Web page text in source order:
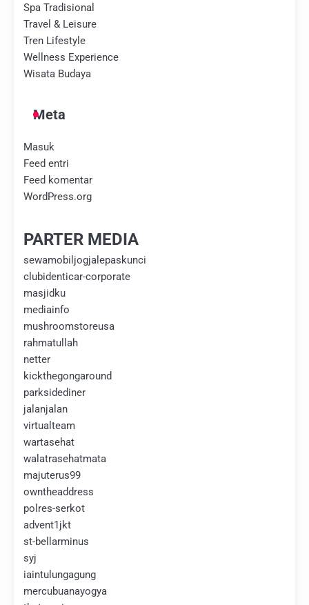
Spa Tradisional
Travel & Leisure
Tren Lifestyle
Wellness Experience
Wisata Budaya
Meta
Masuk
Feed entri
Feed komentar
WordPress.org
PARTER MEDIA
sewamobiljogjalepaskunci
clubidenticar-corporate
masjidku
mediainfo
mushroomstoreusa
rahmatullah
netter
kickthegongaround
parksidediner
jalanjalan
virtualteam
wartasehat
walatrasehatmata
majuterus99
owntheaddress
polres-serkot
advent1jkt
st-bellarminus
syj
iaintulungagung
mercubuanayogya